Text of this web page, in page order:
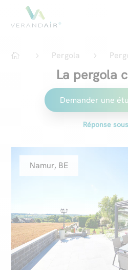
 5 Pergola 5
La pergola
Demander une
Réponse
Namur, BE